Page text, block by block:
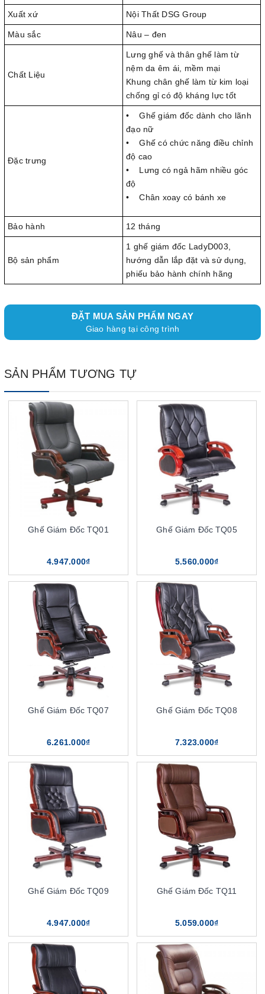
Xuất xứ Nội Thất DSG Group
Màu sắc Nâu – đen
Chất Liệu
Lưng ghế và thân ghế làm từ
nệm da êm ái, mềm mại
Khung chân ghế làm từ kim loại
chống gỉ có độ kháng lực tốt
Đặc trưng
• Ghế giám đốc dành cho lãnh
đạo nữ
• Ghế có chức năng điều chỉnh
độ cao
• Lưng có ngả hãm nhiều góc
độ
• Chân xoay có bánh xe
Bảo hành 12 tháng
Bộ sản phẩm
1 ghế giám đốc LadyD003,
hướng dẫn lắp đặt và sử dụng,
phiếu bảo hành chính hãng
ĐẶT MUA SẢN PHẨM NGAY
Giao hàng tại công trình
SẢN PHẨM TƯƠNG TỰ
Ghế Giám Đốc TQ01
4.947.000₫
Ghế Giám Đốc TQ05
5.560.000₫
Ghế Giám Đốc TQ07
6.261.000₫
Ghế Giám Đốc TQ08
7.323.000₫
Ghế Giám Đốc TQ09
4.947.000₫
Ghế Giám Đốc TQ11
5.059.000₫